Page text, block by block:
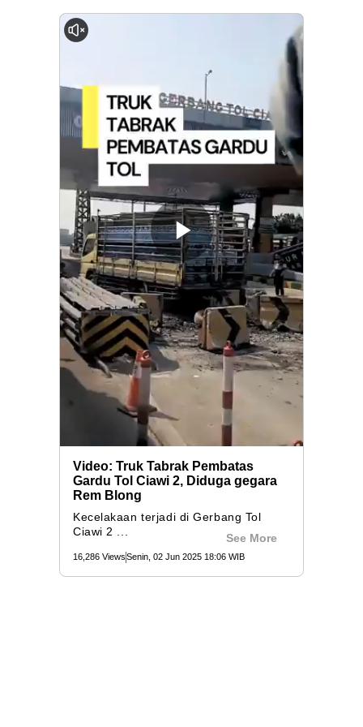
0:00
Memutarkan
Video
Video: Truk Tabrak Pembatas
Gardu Tol Ciawi 2, Diduga gegara
Rem Blong
Kecelakaan terjadi di Gerbang Tol
Ciawi 2 ...
See More
16,286 ViewsSenin, 02 Jun 2025 18:06 WIB